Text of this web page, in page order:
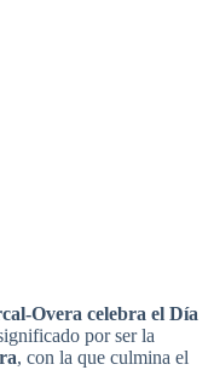
Overa celebra el Día
por ser la
, con la que culmina el